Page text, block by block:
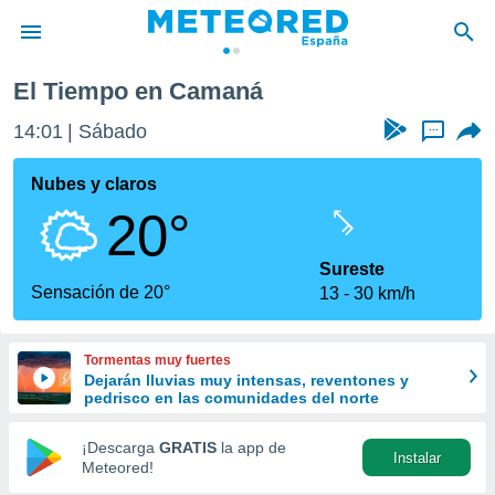
de
por
que se
calidad.
a este
las
y
forma
digital
basada
El Tiempo en Camaná
14:01 Sábado ...
Nubes y claros
20°
Sensación de 20°
Sureste
13
30 km/h
Tormentas muy fuertes
Dejarán lluvias muy intensas, reventones y
pedrisco en las comunidades del norte
¡Descarga GRATIS la app de
Meteored!
Instalar